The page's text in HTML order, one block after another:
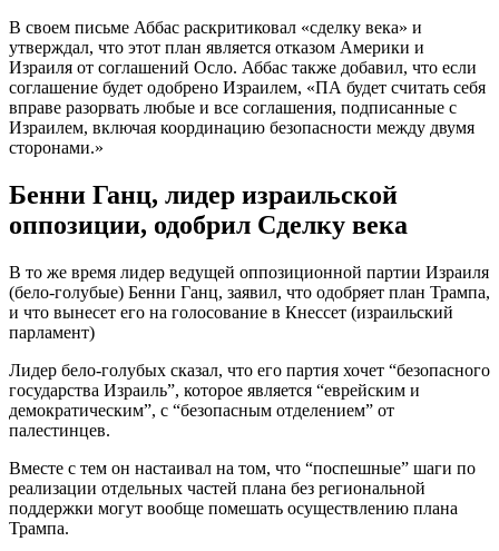
В своем письме Аббас раскритиковал «сделку века» и
утверждал, что этот план является отказом Америки и
Израиля от соглашений Осло. Аббас также добавил, что если
соглашение будет одобрено Израилем, «ПА будет считать себя
вправе разорвать любые и все соглашения, подписанные с
Израилем, включая координацию безопасности между двумя
сторонами.»
Бенни Ганц, лидер израильской
оппозиции, одобрил Сделку века
В то же время лидер ведущей оппозиционной партии Израиля
(бело-голубые) Бенни Ганц, заявил, что одобряет план Трампа,
и что вынесет его на голосование в Кнессет (израильский
парламент)
Лидер бело-голубых сказал, что его партия хочет “безопасного
государства Израиль”, которое является “еврейским и
демократическим”, с “безопасным отделением” от
палестинцев.
Вместе с тем он настаивал на том, что “поспешные” шаги по
реализации отдельных частей плана без региональной
поддержки могут вообще помешать осуществлению плана
Трампа.